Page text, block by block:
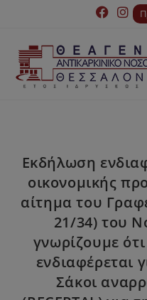
Εκδήλωση
οικονομικής
αίτημα του
21/34) του
γνωρίζουμε
ενδιαφέρεται
Σάκοι